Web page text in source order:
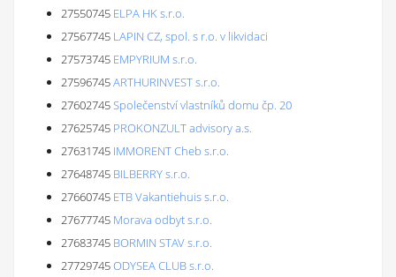
27550745 ELPA HK s.r.o.
27567745 LAPIN CZ, spol. s r.o. v likvidaci
27573745 EMPYRIUM s.r.o.
27596745ARTHURINVEST s.r.o.
27602745Společenství vlastníků domu čp. 20
27625745 PROKONZULT advisory a.s.
27631745 IMMORENT Cheb s.r.o.
27648745 BILBERRY s.r.o.
27660745 ETB Vakantiehuis s.r.o.
27677745 Morava odbyt s.r.o.
27683745 BORMIN STAV s.r.o.
27729745ODYSEA CLUB s.r.o.